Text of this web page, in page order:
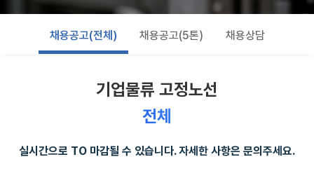
채용공고(전체) 채용공고(5톤) 채용상담
기업물류 고정노선
전체
실시간으로 TO 마감될 수 있습니다. 자세한 사항은 문의주세요.